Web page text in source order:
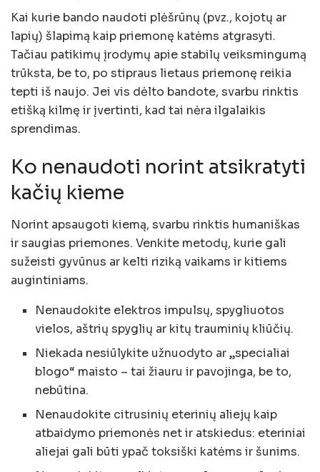
Kai kurie bando naudoti plėšrūnų (pvz., kojotų ar
lapių) šlapimą kaip priemonę katėms atgrasyti.
Tačiau patikimų įrodymų apie stabilų veiksmingumą
trūksta, be to, po stipraus lietaus priemonę reikia
tepti iš naujo. Jei vis dėlto bandote, svarbu rinktis
etišką kilmę ir įvertinti, kad tai nėra ilgalaikis
sprendimas.
Ko nenaudoti norint atsikratyti
kačių kieme
Norint apsaugoti kiemą, svarbu rinktis humaniškas
ir saugias priemones. Venkite metodų, kurie gali
sužeisti gyvūnus ar kelti riziką vaikams ir kitiems
augintiniams.
Nenaudokite elektros impulsų, spygliuotos
vielos, aštrių spyglių ar kitų trauminių kliūčių.
Niekada nesiūlykite užnuodyto ar „specialiai
blogo“ maisto – tai žiauru ir pavojinga, be to,
nebūtina.
Nenaudokite citrusinių eterinių aliejų kaip
atbaidymo priemonės net ir atskiedus: eteriniai
aliejai gali būti ypač toksiški katėms ir šunims.